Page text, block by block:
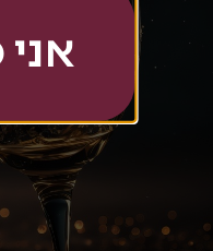
אני